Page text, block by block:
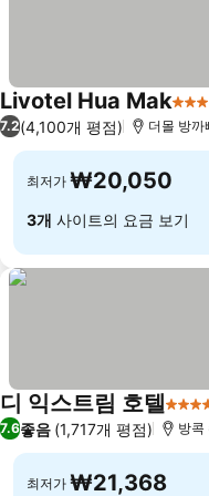
Livotel Hua Mak4 성
7.2(4,100개 평점) 더몰 방까
최저가 ₩20,050
3개 사이트의 요금 보기
디 익스트림 호텔4 성
7.6좋음 (1,717개 평점) 방콕
최저가 ₩21,368